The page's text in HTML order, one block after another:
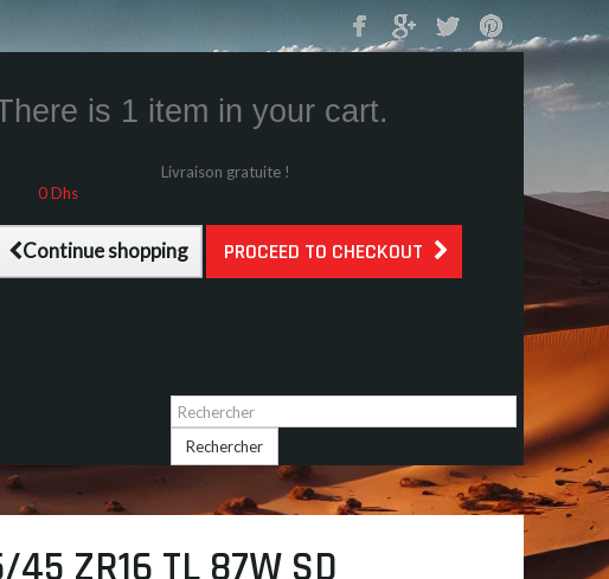
is 1 item in your cart.
Livraison gratuite !
0 Dhs
Continue shopping PROCEED TO CHECKOUT
Rechercher
45 ZR16 TL 87W SD